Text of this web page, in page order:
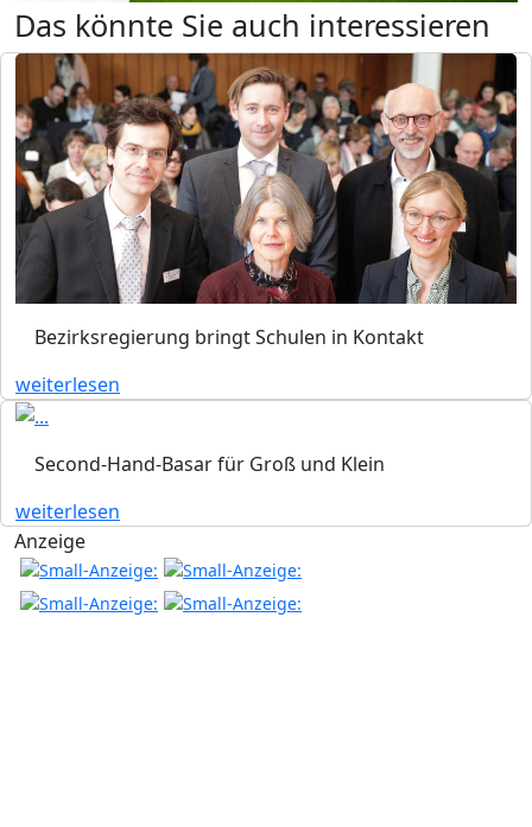
Das könnte Sie auch interessieren
Bezirksregierung bringt Schulen in Kontakt
weiterlesen
Second-Hand-Basar für Groß und Klein
weiterlesen
Anzeige